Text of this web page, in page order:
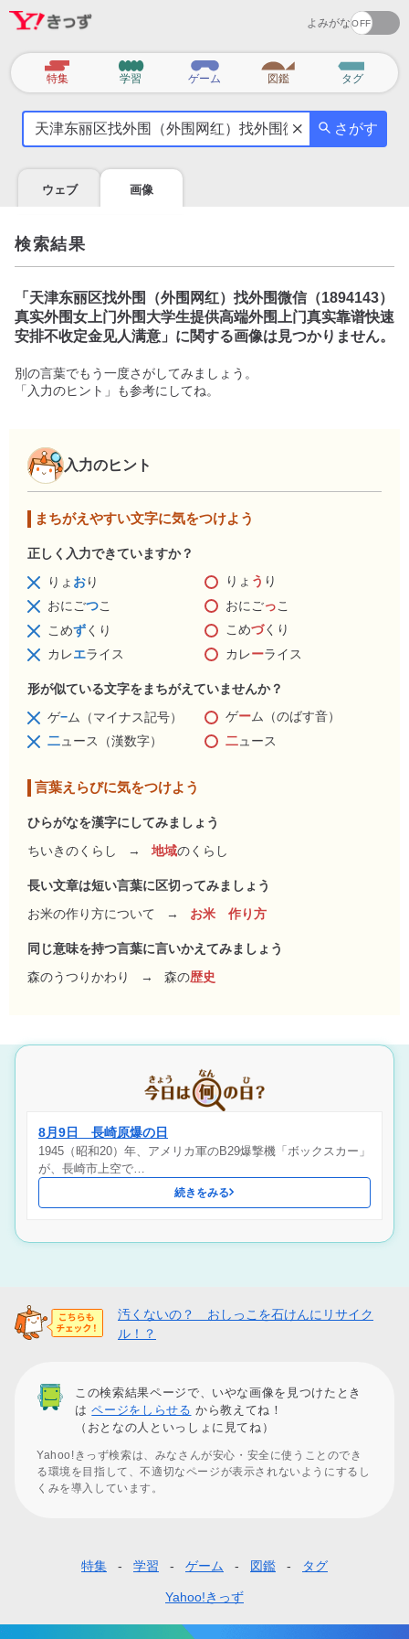
よみがな
カ
テ
特集 学習 ゲーム 図鑑 タグ
気
を
調
べ
よ
う
さがす
ウェブ 画像
検索結果
「 天津东丽区找外围（外围网红）找外围微信（1894143）
真实外围女上门外围大学生提供高端外围上门真实靠谱快速
安排不收定金见人满意 」に関する画像は見つかりません。
別の言葉でもう一度さがしてみましょう。
「入力のヒント」も参考にしてね。
入力のヒント
まちがえやすい文字に気をつけよう
正しく入力できていますか？
りょ おり りょ う り
おにごつこ おにごっこ
こめずくり こめづくり
カレエライス カレーライス
形が似ている文字をまちがえていませんか？
ゲ−ム（マイナス記号） ゲーム（のばす音）
二ュース（漢数字） 二ュース
言葉えらびに気をつけよう
ひらがなを漢字にしてみましょう
ちいきのくらし
→ 地域のくらし
長い文章は短い言葉に区切ってみましょう
お米の作り方について
→ お米 作り方
同じ意味を持つ言葉に言いかえてみましょう
森のうつりかわり
→ 森の歴史
8月9日 長崎原爆の日
1945（昭和20）年、アメリカ軍のB29爆撃機「ボックスカー」
が、長崎市上空で…
続きをみる
汚くないの？ おしっこを石けんにリサイク
ル！？
この検索結果ページで、いやな画像を見つけたとき
はページをしらせる から教えてね！
（おとなの人といっしょに見てね）
Yahoo!きっず検索は、みなさんが安心・安全に使うことのでき
る環境を目指して、不適切なページが表示されないようにするし
くみを導入しています。
タ
特集 学習 ゲーム 図鑑 タグ
Yahoo!きっず